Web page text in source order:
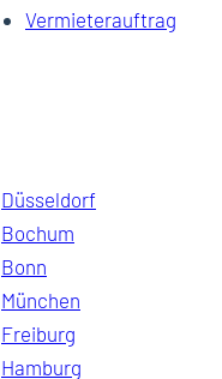
Vermieterauftrag
Düsseldorf
Bochum
Bonn
München
Freiburg
Hamburg